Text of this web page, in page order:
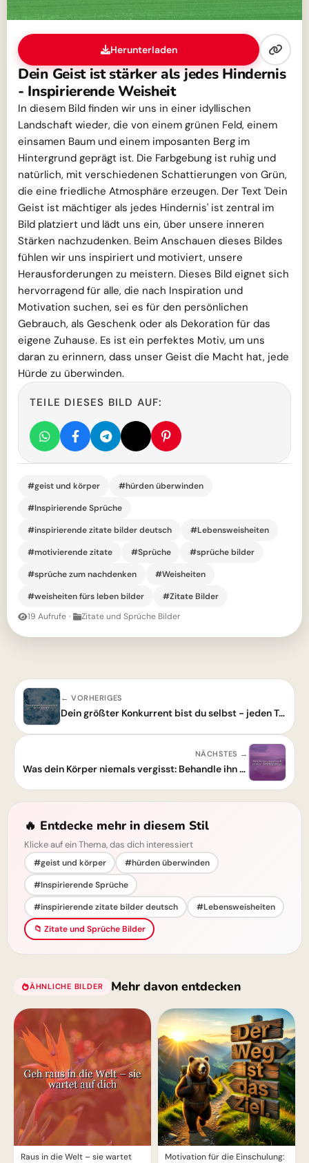
Herunterladen
Dein Geist ist stärker als jedes Hindernis
- Inspirierende Weisheit
In diesem Bild finden wir uns in einer idyllischen
Landschaft wieder, die von einem grünen Feld, einem
einsamen Baum und einem imposanten Berg im
Hintergrund geprägt ist. Die Farbgebung ist ruhig und
natürlich, mit verschiedenen Schattierungen von Grün,
die eine friedliche Atmosphäre erzeugen. Der Text 'Dein
Geist ist mächtiger als jedes Hindernis' ist zentral im
Bild platziert und lädt uns ein, über unsere inneren
Stärken nachzudenken. Beim Anschauen dieses Bildes
fühlen wir uns inspiriert und motiviert, unsere
Herausforderungen zu meistern. Dieses Bild eignet sich
hervorragend für alle, die nach Inspiration und
Motivation suchen, sei es für den persönlichen
Gebrauch, als Geschenk oder als Dekoration für das
eigene Zuhause. Es ist ein perfektes Motiv, um uns
daran zu erinnern, dass unser Geist die Macht hat, jede
Hürde zu überwinden.
TEILE DIESES BILD AUF:
#geist und körper
#hürden überwinden
#Inspirierende Sprüche
#inspirierende zitate bilder deutsch
#Lebensweisheiten
#motivierende zitate
#Sprüche
#sprüche bilder
#sprüche zum nachdenken
#Weisheiten
#weisheiten fürs leben bilder
#Zitate Bilder
19 Aufrufe · Zitate und Sprüche Bilder
← VORHERIGES
Dein größter Konkurrent bist du selbst - jeden Tag aufs Neue
NÄCHSTES →
Was dein Körper niemals vergisst: Behandle ihn gut und fühle den Unterschied.
🔥 Entdecke mehr in diesem Stil
Klicke auf ein Thema, das dich interessiert
#geist und körper
#hürden überwinden
#Inspirierende Sprüche
#inspirierende zitate bilder deutsch
#Lebensweisheiten
📁 Zitate und Sprüche Bilder
ÄHNLICHE BILDER Mehr davon entdecken
Raus in die Welt – sie wartet
Motivation für die Einschulung: